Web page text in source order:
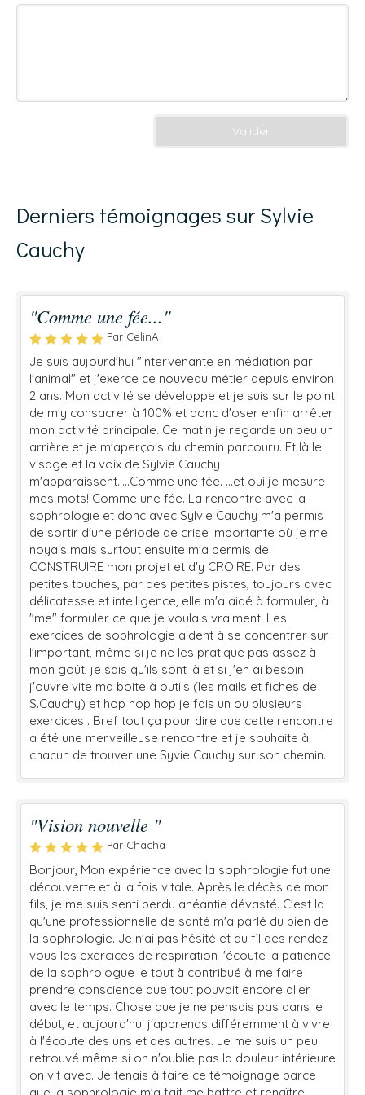
Valider
Derniers témoignages sur Sylvie
Cauchy
"Comme une fée..."
Par CelinA
Je suis aujourd'hui "Intervenante en médiation par
l'animal" et j'exerce ce nouveau métier depuis environ
2 ans. Mon activité se développe et je suis sur le point
de m'y consacrer à 100% et donc d'oser enfin arrêter
mon activité principale. Ce matin je regarde un peu un
arrière et je m'aperçois du chemin parcouru. Et là le
visage et la voix de Sylvie Cauchy
m'apparaissent.....Comme une fée. ...et oui je mesure
mes mots! Comme une fée. La rencontre avec la
sophrologie et donc avec Sylvie Cauchy m'a permis
de sortir d'une période de crise importante où je me
noyais mais surtout ensuite m'a permis de
CONSTRUIRE mon projet et d'y CROIRE. Par des
petites touches, par des petites pistes, toujours avec
délicatesse et intelligence, elle m'a aidé à formuler, à
"me" formuler ce que je voulais vraiment. Les
exercices de sophrologie aident à se concentrer sur
l'important, même si je ne les pratique pas assez à
mon goût, je sais qu'ils sont là et si j'en ai besoin
j'ouvre vite ma boite à outils (les mails et fiches de
S.Cauchy) et hop hop hop je fais un ou plusieurs
exercices . Bref tout ça pour dire que cette rencontre
a été une merveilleuse rencontre et je souhaite à
chacun de trouver une Syvie Cauchy sur son chemin.
"Vision nouvelle "
Par Chacha
Bonjour, Mon expérience avec la sophrologie fut une
découverte et à la fois vitale. Après le décès de mon
fils, je me suis senti perdu anéantie dévasté. C'est la
qu'une professionnelle de santé m'a parlé du bien de
la sophrologie. Je n'ai pas hésité et au fil des rendez-
vous les exercices de respiration l'écoute la patience
de la sophrologue le tout à contribué à me faire
prendre conscience que tout pouvait encore aller
avec le temps. Chose que je ne pensais pas dans le
début, et aujourd'hui j'apprends différemment à vivre
à l'écoute des uns et des autres. Je me suis un peu
retrouvé même si on n'oublie pas la douleur intérieure
on vit avec. Je tenais à faire ce témoignage parce